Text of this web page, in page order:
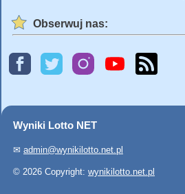
Obserwuj nas:
Wyniki Lotto NET
✉ admin@wynikilotto.net.pl
© 2026 Copyright: wynikilotto.net.pl